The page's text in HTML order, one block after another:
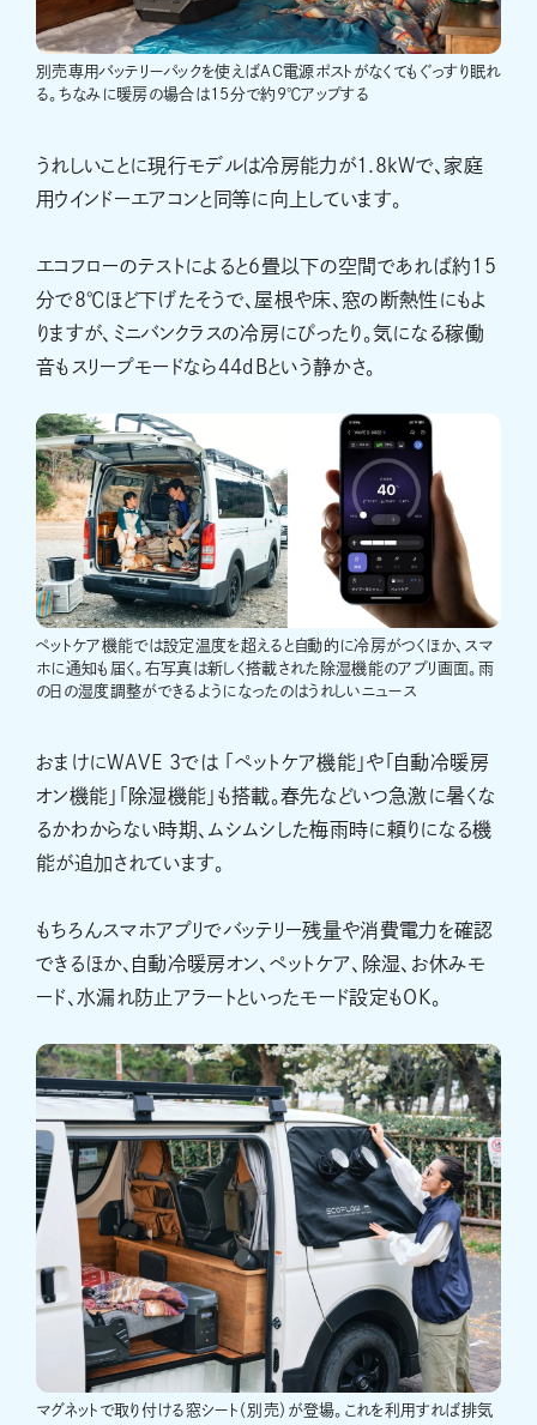
別売専用バッテリーパックを使えばAC電源ポストがなくてもぐっすり眠れ
る。ちなみに暖房の場合は15分で約9℃アップする
うれしいことに現行モデルは冷房能力が1.8kWで、家庭
用ウインドーエアコンと同等に向上しています。
エコフローのテストによると6畳以下の空間であれば約15
分で8℃ほど下げたそうで、屋根や床、窓の断熱性にもよ
りますが、ミニバンクラスの冷房にぴったり。気になる稼働
音もスリープモードなら44dBという静かさ。
ペットケア機能では設定温度を超えると自動的に冷房がつくほか、スマ
ホに通知も届く。右写真は新しく搭載された除湿機能のアプリ画面。雨
の日の湿度調整ができるようになったのはうれしいニュース
おまけにWAVE 3では 「ペットケア機能」や「自動冷暖房
オン機能」「除湿機能」も搭載。春先などいつ急激に暑くな
るかわからない時期、ムシムシした梅雨時に頼りになる機
能が追加されています。
もちろんスマホアプリでバッテリー残量や消費電力を確認
できるほか、自動冷暖房オン、ペットケア、除湿、お休みモ
ード、水漏れ防止アラートといったモード設定もOK。
マグネットで取り付ける窓シート（別売）が登場。これを利用すれば排気